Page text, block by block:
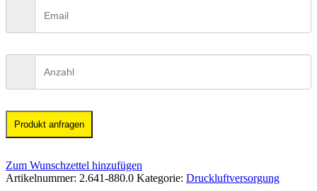
Produkt anfragen
Zum Wunschzettel hinzufügen
Artikelnummer: 2.641-880.0 Kategorie: Druckluftversorgung